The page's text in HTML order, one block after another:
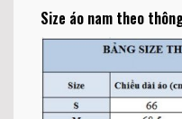
Size áo nam theo